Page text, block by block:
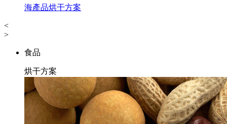
海產品烘干方案
<
>
食品
烘干方案